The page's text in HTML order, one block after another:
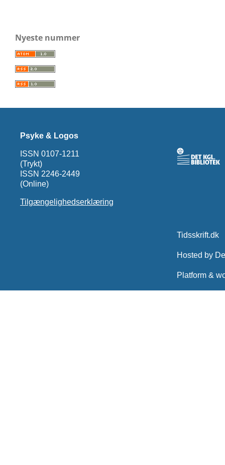
Nyeste nummer
Psyke & Logos
ISSN 0107-1211
(Trykt)
ISSN 2246-2449
(Online)
Tilgængelighedserklæring